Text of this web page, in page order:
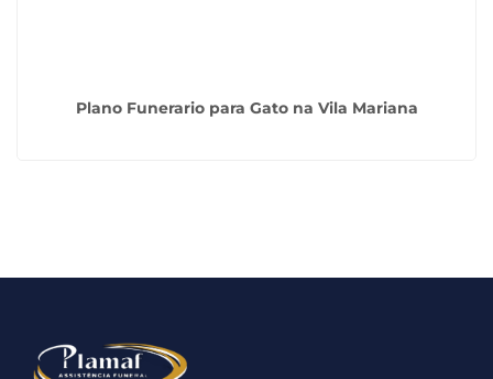
Plano Funerario para Gato na Vila Mariana